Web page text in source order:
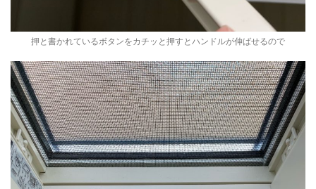
押と書かれているボタンをカチッと押すとハンドルが伸ばせるので